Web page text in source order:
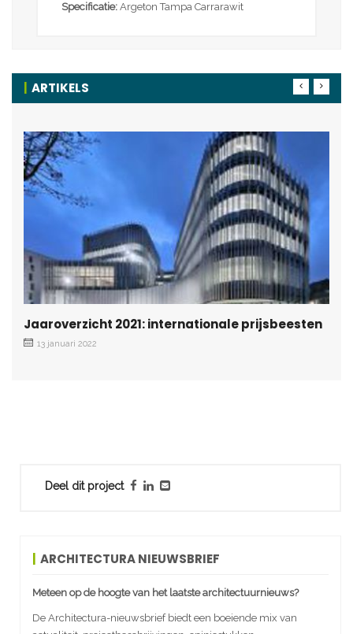
Deel dit project
ARCHITECTURA NIEUWSBRIEF
Meteen op de hoogte van het laatste architectuurnieuws?
De Architectura-nieuwsbrief biedt een boeiende mix van
Specificatie: Argeton Tampa Carrarawit
ARTIKELS
Jaaroverzicht 2021: internationale prijsbeesten
13 januari 2022